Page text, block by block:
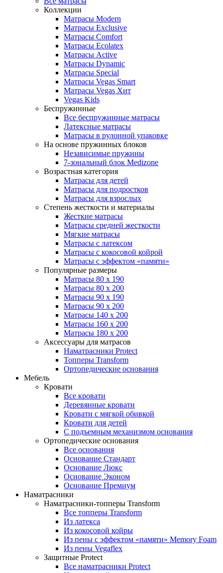
Коллекции
Матрасы Modern
Матрасы Exclusive
Матрасы Comfort
Матрасы Ecolatex
Матрасы Active
Матрасы Dynamic
Матрасы Special
Матрасы Vegas Smart
Матрасы Vegas Хит
Vegas Kids
Беспружинные
Все беспружинные матрасы
Латексные матрасы
Матрасы в рулонной упаковке
На основе пружинных блоков
Независимые пружины
7-зональный блок Medizone
Возрастная категория
Матрасы для детей
Матрасы для подростков
Матрасы для взрослых
Степень жесткости и материалы
Жесткие матрасы
Матрасы средней жесткости
Мягкие матрасы
Матрасы с латексом
Матрасы с кокосовой койрой
Матрасы с эффектом «памяти»
Популярные размеры
Матрасы 80 x 190
Матрасы 80 x 200
Матрасы 90 x 190
Матрасы 90 x 200
Матрасы 140 x 200
Матрасы 160 x 200
Матрасы 180 x 200
Аксессуары для матрасов
Наматрасники Protect
Топперы Transform
Ортопедические основания
Мебель
Кровати
Все кровати
Деревянные кровати
Кровати с мягкой обивкой
Кровати для детей
С подъемным механизмом основания
Ортопедические основания
Все основания
Основание Стандарт
Основание Люкс
Основание Эконом
Основание Премиум
Наматрасники
Наматрасники-топперы Transform
Все топперы Transform
Из латекса
Из кокосовой койры
Из пены с эффектом «памяти» Memory Foam
Из пены Vegaflex
Защитные Protect
Все наматрасники Protect